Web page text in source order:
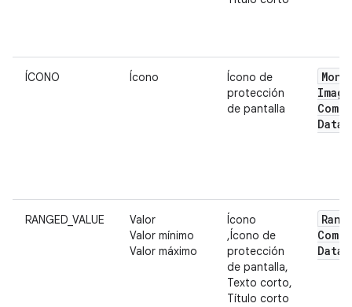
ÍCONO Ícono
Ícono de
protección
de pantalla
Image
Data
RANGED_VALUE
Valor
Valor mínimo
Valor máximo
Ícono
,Ícono de
protección
de pantalla,
Texto corto,
Título corto
Data